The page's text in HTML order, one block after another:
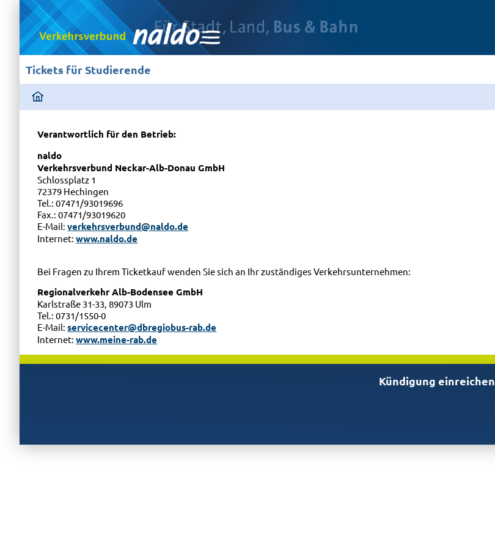
Tickets für Studierende
ding
home
Verantwortlich für den Betrieb:
naldo
Verkehrsverbund Neckar-Alb-Donau GmbH
Schlossplatz 1
72379 Hechingen
Tel.: 07471/93019696
Fax.: 07471/93019620
E-Mail:verkehrsverbund@naldo.de
Internet:www.naldo.de
Bei Fragen zu Ihrem Ticketkauf wenden Sie sich an Ihr zuständiges Verkehrsunternehmen:
Regionalverkehr Alb-Bodensee GmbH
Karlstraße 31-33, 89073 Ulm
Tel.: 0731/1550-0
E-Mail:servicecenter@dbregiobus-rab.de
Internet:www.meine-rab.de
Kündigung einreichen